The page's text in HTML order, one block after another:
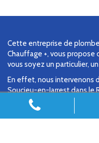
Cette entreprise de
Chauffage +, vous propose
vous soyez un particulier,
En effet, nous intervenons
Soucieu-en-Jarrest dans le
et Tassin, et sommes à
de devis.